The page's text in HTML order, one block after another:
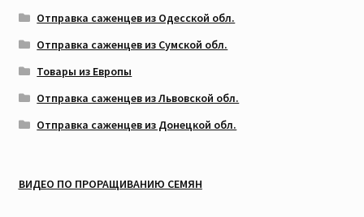
Отправка саженцев из Одесской обл.
Отправка саженцев из Сумской обл.
Товары из Европы
Отправка саженцев из Львовской обл.
Отправка саженцев из Донецкой обл.
ВИДЕО ПО ПРОРАЩИВАНИЮ СЕМЯН